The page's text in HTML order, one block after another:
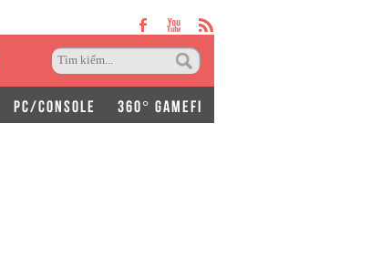
PC/CONSOLE 360° GAMEFI